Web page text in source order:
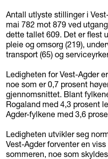
Antall utlyste stillinger i
mai 782 mot 879 ved
dette tallet 609. Det er flest
pleie og omsorg (219),
transport (65) og
Ledigheten for Vest-Agder
noe som er 0,7 prosent
gjennomsnittet. Blant
Rogaland med 4,3 prosent
Agder-fylkene med 3,6
Ledigheten utvikler seg
Vest-Agder forventer en
sommeren, noe som